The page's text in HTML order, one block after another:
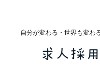
自分が変わる・世界も変わ